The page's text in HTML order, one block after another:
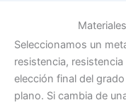
Seleccionamos un
resistencia,
elección final del
plano. Si cambia de